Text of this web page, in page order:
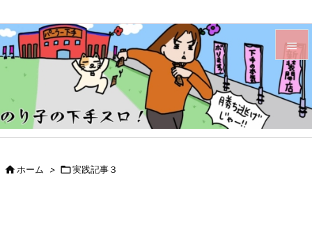


メニュ

サイド
ホーム > 実践記事３